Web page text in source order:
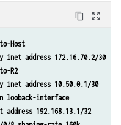
content_copy zoom_out_map
Host
address 172.16.70.2/30
R2
address 10.50.0.1/30
looback-interface
192.168.13.1/32